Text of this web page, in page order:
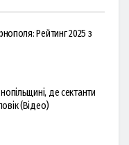
Рейтинг 2025 з
де сектанти
(Відео)